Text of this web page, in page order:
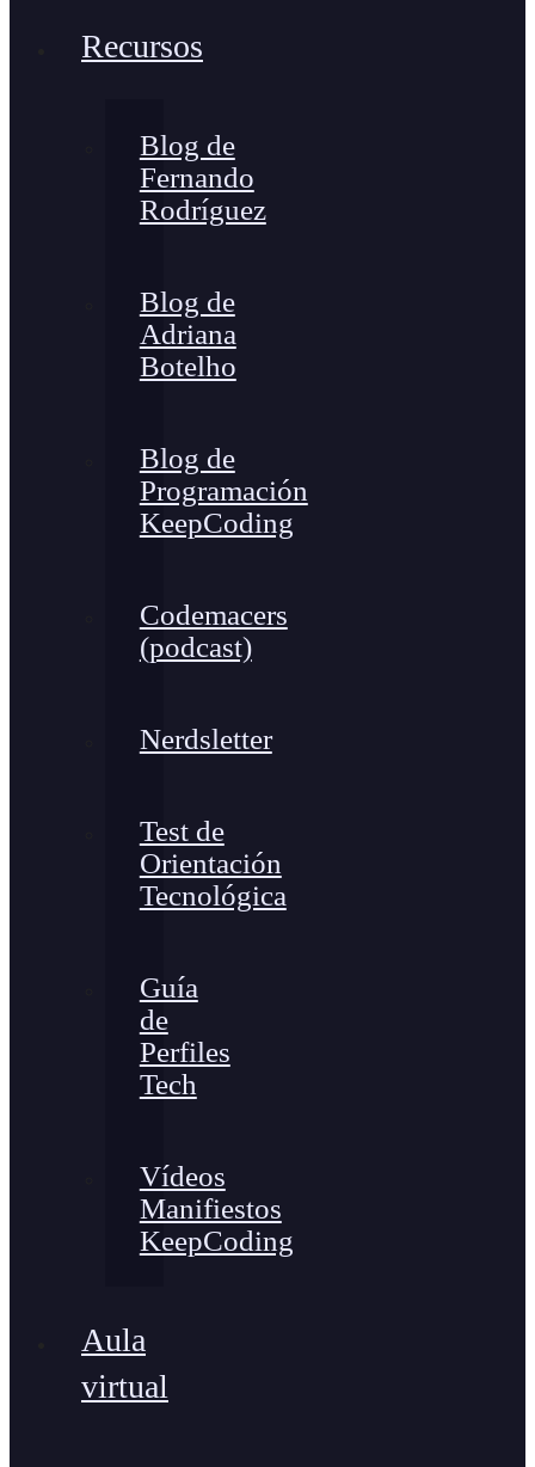
Recursos
Blog de
Fernando
Rodríguez
Blog de
Adriana
Botelho
Blog de
Programación
KeepCoding
Codemacers
(podcast)
Nerdsletter
Test de
Orientación
Tecnológica
Guía
de
Perfiles
Tech
Vídeos
Manifiestos
KeepCoding
Aula
virtual